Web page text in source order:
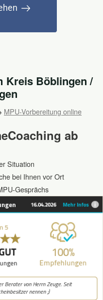
Kreis Böblingen /
MPU-Vorbereitung online
ab
Situation
bei Ihnen vor Ort
Gesprächs